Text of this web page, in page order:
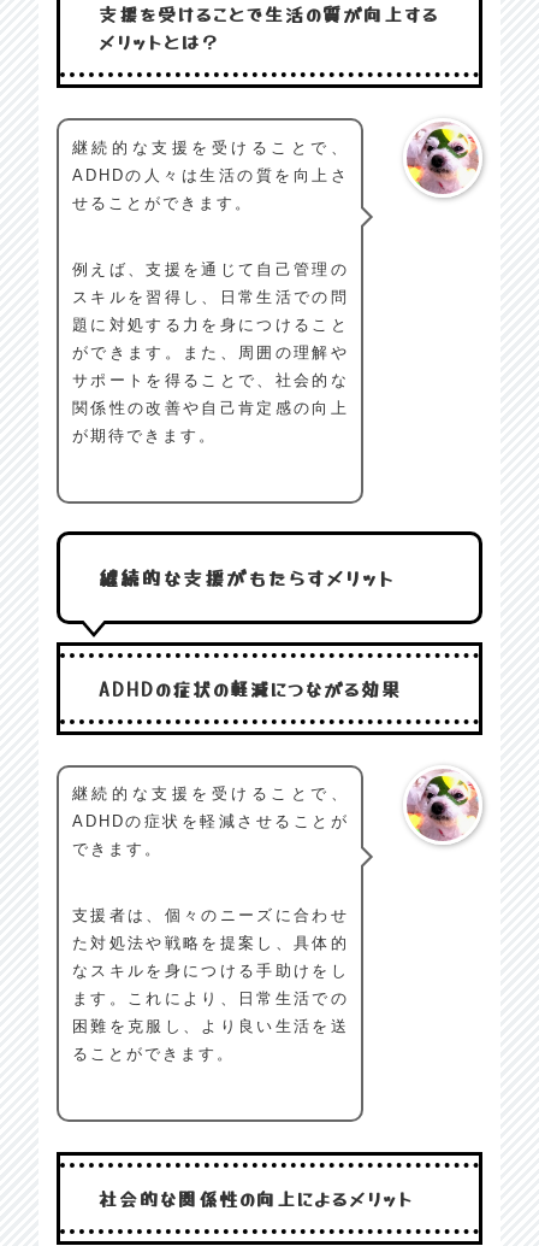
支援を受けることで生活の質が向上する
メリットとは？
継続的な支援を受けることで、
ADHDの人々は生活の質を向上さ
せることができます。
例えば、支援を通じて自己管理の
スキルを習得し、日常生活での問
題に対処する力を身につけること
ができます。また、周囲の理解や
サポートを得ることで、社会的な
関係性の改善や自己肯定感の向上
が期待できます。
継続的な支援がもたらすメリット
ADHDの症状の軽減につながる効果
継続的な支援を受けることで、
ADHDの症状を軽減させることが
できます。
支援者は、個々のニーズに合わせ
た対処法や戦略を提案し、具体的
なスキルを身につける手助けをし
ます。これにより、日常生活での
困難を克服し、より良い生活を送
ることができます。
社会的な関係性の向上によるメリット